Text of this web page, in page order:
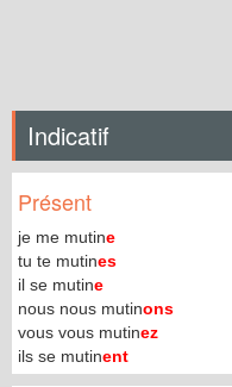
Indicatif
Présent
je me mutine
tu te mutines
il se mutine
nous nous mutinons
vous vous mutinez
ils se mutinent